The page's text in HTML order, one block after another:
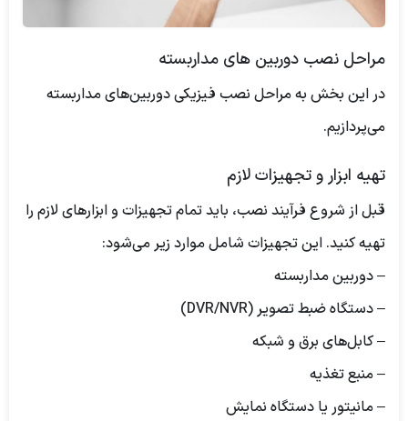
مراحل نصب دوربین های مداربسته
در این بخش به مراحل نصب فیزیکی دوربین‌های مداربسته
می‌پردازیم.
تهیه ابزار و تجهیزات لازم
قبل از شروع فرآیند نصب، باید تمام تجهیزات و ابزارهای لازم را
تهیه کنید. این تجهیزات شامل موارد زیر می‌شود:
– دوربین مداربسته
– دستگاه ضبط تصویر (DVR/NVR)
– کابل‌های برق و شبکه
– منبع تغذیه
– مانیتور یا دستگاه نمایش